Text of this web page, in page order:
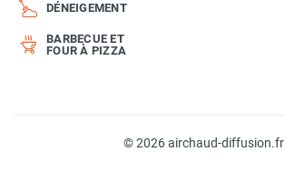
DÉNEIGEMENT
BARBECUE ET
FOUR À PIZZA
© 2026 airchaud-diffusion.fr